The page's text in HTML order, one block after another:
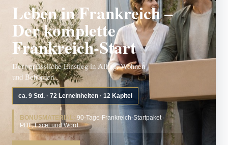
Leben in Frankreich –
Der komplette
Frankreich-Start
Der verlässliche Einstieg in Alltag, Wohnen
und Behörden.
ca. 9 Std. · 72 Lerneinheiten · 12 Kapitel
BONUSMATERIAL: 90-Tage-Frankreich-Startpaket ·
PDF, Excel und Word